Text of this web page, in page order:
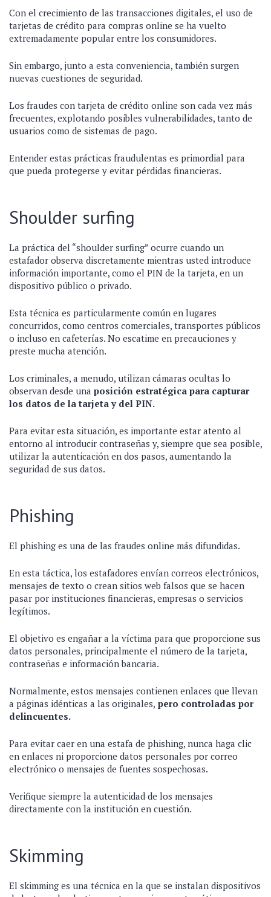
Con el crecimiento de las transacciones digitales, el uso de
tarjetas de crédito para compras online se ha vuelto
extremadamente popular entre los consumidores.
Sin embargo, junto a esta conveniencia, también surgen
nuevas cuestiones de seguridad.
Los fraudes con tarjeta de crédito online son cada vez más
frecuentes, explotando posibles vulnerabilidades, tanto de
usuarios como de sistemas de pago.
Entender estas prácticas fraudulentas es primordial para
que pueda protegerse y evitar pérdidas financieras.
Shoulder surfing
La práctica del “shoulder surfing” ocurre cuando un
estafador observa discretamente mientras usted introduce
información importante, como el PIN de la tarjeta, en un
dispositivo público o privado.
Esta técnica es particularmente común en lugares
concurridos, como centros comerciales, transportes públicos
o incluso en cafeterías. No escatime en precauciones y
preste mucha atención.
Los criminales, a menudo, utilizan cámaras ocultas lo
observan desde una posición estratégica para capturar
los datos de la tarjeta y del PIN.
Para evitar esta situación, es importante estar atento al
entorno al introducir contraseñas y, siempre que sea posible,
utilizar la autenticación en dos pasos, aumentando la
seguridad de sus datos.
Phishing
El phishing es una de las fraudes online más difundidas.
En esta táctica, los estafadores envían correos electrónicos,
mensajes de texto o crean sitios web falsos que se hacen
pasar por instituciones financieras, empresas o servicios
legítimos.
El objetivo es engañar a la víctima para que proporcione sus
datos personales, principalmente el número de la tarjeta,
contraseñas e información bancaria.
Normalmente, estos mensajes contienen enlaces que llevan
a páginas idénticas a las originales, pero controladas por
delincuentes.
Para evitar caer en una estafa de phishing, nunca haga clic
en enlaces ni proporcione datos personales por correo
electrónico o mensajes de fuentes sospechosas.
Verifique siempre la autenticidad de los mensajes
directamente con la institución en cuestión.
Skimming
El skimming es una técnica en la que se instalan dispositivos